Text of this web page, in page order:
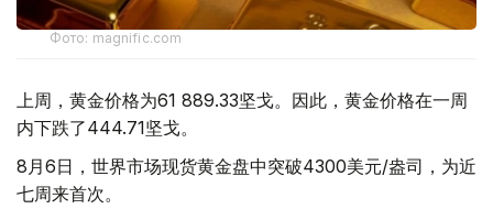
Фото: magnific.com
上周，黄金价格为61 889.33坚戈。因此，黄金价格在一周
内下跌了444.71坚戈。
8月6日，世界市场现货黄金盘中突破4300美元/盎司，为近
七周来首次。